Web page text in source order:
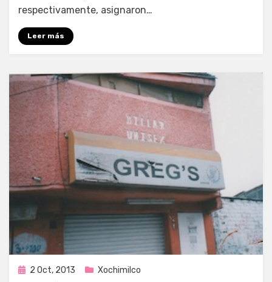
respectivamente, asignaron…
Leer más
Publicada
2 Oct, 2013 Xochimilco